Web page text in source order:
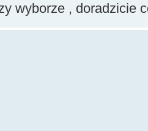
wyborze , doradzicie